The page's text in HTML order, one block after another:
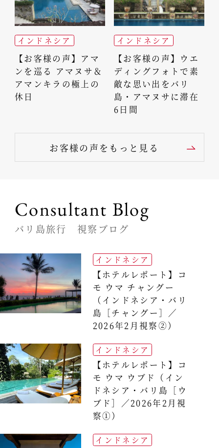
インドネシア
【お客様の声】アマ
ンを巡る アマヌサ＆
アマンキラの極上の
休日
インドネシア
【お客様の声】ウエ
ディングフォトで素
敵な思い出をバリ
島・アマヌサに滞在
6日間
お客様の声をもっと見る
Consultant Blog
バリ島旅行 視察ブログ
インドネシア
【ホテルレポート】コ
モ ウマ チャングー
（インドネシア・バリ
島［チャングー］／
2026年2月視察②）
インドネシア
【ホテルレポート】コ
モ ウマ ウブド（イン
ドネシア・バリ島［ウ
ブド］／2026年2月視
察①）
インドネシア